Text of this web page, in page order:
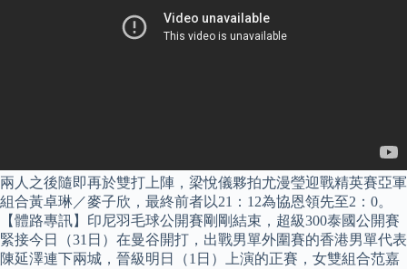
兩人之後隨即再於雙打上陣，梁悅儀夥拍尤漫瑩迎戰精英賽亞軍
組合黃卓琳／麥子欣，最終前者以21：12為協恩領先至2：0。
【體路專訊】印尼羽毛球公開賽剛剛結束，超級300泰國公開賽
緊接今日（31日）在曼谷開打，出戰男單外圍賽的香港男單代表
陳延澤連下兩城，晉級明日（1日）上演的正賽，女雙組合范嘉